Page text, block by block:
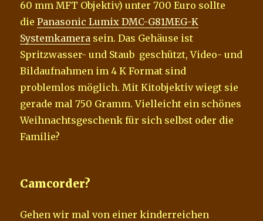
60 mm MFT Objektiv) unter 700 Euro sollte
diePanasonic Lumix DMC-G81MEG-K
Systemkamera sein. Das Gehäuse ist
Spritzwasser- und Staub geschützt, Video- und
Bildaufnahmen im 4 K Format sind
problemlos möglich. Mit Kitobjektiv wiegt sie
gerade mal 750 Gramm. Vielleicht ein schönes
Weihnachtsgeschenk für sich selbst oder die
Familie?
Camcorder?
Gehen wir mal von einer kinderreichen